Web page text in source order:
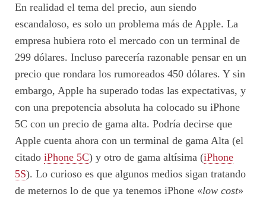
En realidad el tema del precio, aun siendo
escandaloso, es solo un problema más de Apple. La
empresa hubiera roto el mercado con un terminal de
299 dólares. Incluso parecería razonable pensar en un
precio que rondara los rumoreados 450 dólares. Y sin
embargo, Apple ha superado todas las expectativas, y
con una prepotencia absoluta ha colocado su iPhone
5C con un precio de gama alta. Podría decirse que
Apple cuenta ahora con un terminal de gama Alta (el
citado iPhone 5C) y otro de gama altísima (iPhone
5S). Lo curioso es que algunos medios sigan tratando
de meternos lo de que ya tenemos iPhone «low cost»